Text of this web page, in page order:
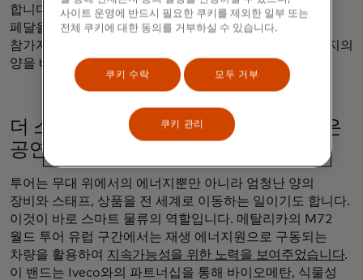
합니다. 최근 몇 년 동안코첼라의 '에너지 놀이터' 에는
페달을 밟아 전기를 생산하는 시소 설치물을 통해
참가자들이 일상용품에 전력을 공급하는 데 필요한 에너지의
양을 배우는 체험이 있었습니다.
더 스마트한 물류로 지구를 위한 더 나은
공연 만들기
투어는 무대 위에서의 에너지뿐만 아니라 엄청난 양의
장비와 스태프, 상품을 전 세계로 이동하는 일이기도 합니다.
이것이 바로 스마트 물류의 역할입니다. 메탈리카의 M72
월드 투어 유럽 구간에서는 재생 에너지원으로 구동되는
차량을 활용하여 지속가능성을 위한 노력을 보여주었습니다.
이 밴드는 Iveco와의 파트너십을 통해 바이오메탄, 식물성
사이트 운영에 반드시 필요한 쿠키를 제외한 일부 또는
전체 쿠키에 대한 동의를 거부하실 수 있습니다.
쿠키 수락 모두 거부
쿠키 관리